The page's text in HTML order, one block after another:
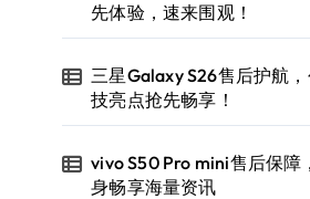
先体验，速来围观！
三星Galaxy S26售后护航
技亮点抢先畅享！
vivo S50 Pro mini售后保障
身畅享海量资讯